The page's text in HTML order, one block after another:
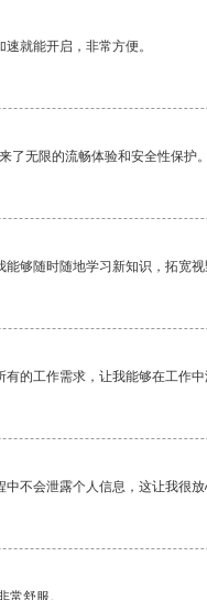
就能开启，非常方便。
了无限的流畅体验和安全性保护。
够随时随地学习新知识，拓宽视
的工作需求，让我能够在工作中
不会泄露个人信息，这让我很
常舒服。